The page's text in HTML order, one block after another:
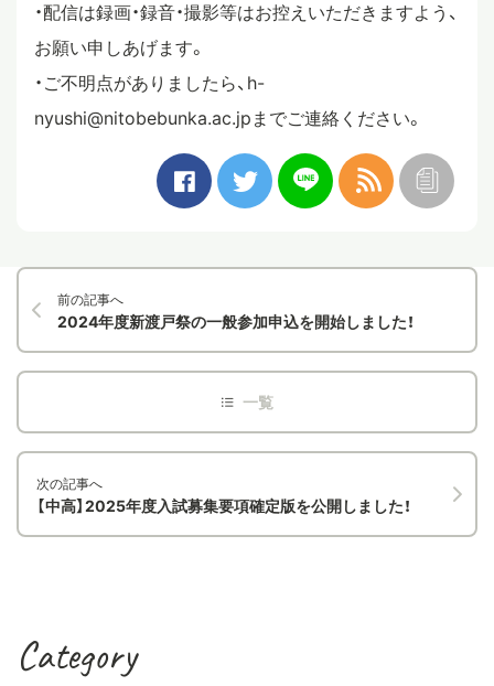
・配信は録画・録音・撮影等はお控えいただきますよう、
お願い申しあげます。
・ご不明点がありましたら、h-
nyushi@nitobebunka.ac.jpまでご連絡ください。
前の記事へ
2024年度新渡戸祭の一般参加申込を開始しました！
次の記事へ
【中高】2025年度入試募集要項確定版を公開しました！
Category